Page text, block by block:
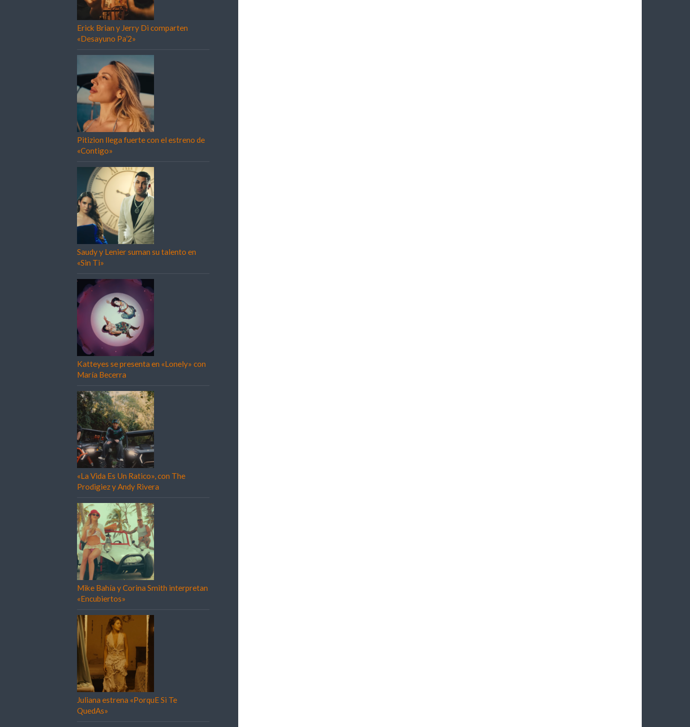
Erick Brian y Jerry Di comparten
«Desayuno Pa’2»
Pitizion llega fuerte con el estreno de
«Contigo»
Saudy y Lenier suman su talento en
«Sin Ti»
Katteyes se presenta en «Lonely» con
María Becerra
«La Vida Es Un Ratico», con The
Prodigiez y Andy Rivera
Mike Bahía y Corina Smith interpretan
«Encubiertos»
Juliana estrena «PorquE Si Te
QuedAs»